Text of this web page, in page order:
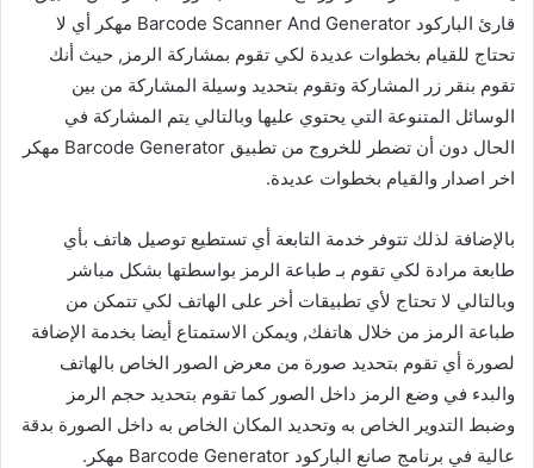
قارئ الباركود Barcode Scanner And Generator مهكر أي لا
تحتاج للقيام بخطوات عديدة لكي تقوم بمشاركة الرمز, حيث أنك
تقوم بنقر زر المشاركة وتقوم بتحديد وسيلة المشاركة من بين
الوسائل المتنوعة التي يحتوي عليها وبالتالي يتم المشاركة في
الحال دون أن تضطر للخروج من تطبيق Barcode Generator مهكر
اخر اصدار والقيام بخطوات عديدة.
بالإضافة لذلك تتوفر خدمة التابعة أي تستطيع توصيل هاتف بأي
طابعة مرادة لكي تقوم بـ طباعة الرمز بواسطتها بشكل مباشر
وبالتالي لا تحتاج لأي تطبيقات أخر على الهاتف لكي تتمكن من
طباعة الرمز من خلال هاتفك, ويمكن الاستمتاع أيضا بخدمة الإضافة
لصورة أي تقوم بتحديد صورة من معرض الصور الخاص بالهاتف
والبدء في وضع الرمز داخل الصور كما تقوم بتحديد حجم الرمز
وضبط التدوير الخاص به وتحديد المكان الخاص به داخل الصورة بدقة
عالية في برنامج صانع الباركود Barcode Generator مهكر.